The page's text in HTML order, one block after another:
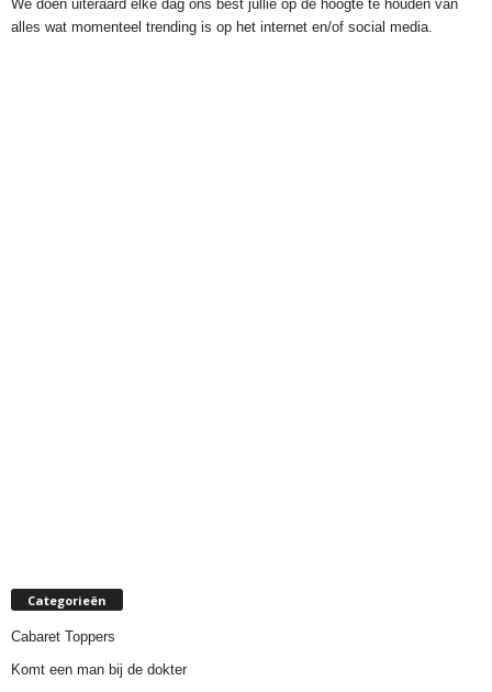
We doen uiteraard elke dag ons best jullie op de hoogte te houden van
alles wat momenteel trending is op het internet en/of social media.
Categorieën
Cabaret Toppers
Komt een man bij de dokter